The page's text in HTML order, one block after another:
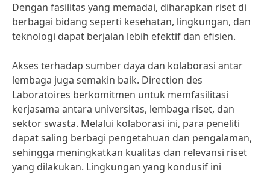
Dengan fasilitas yang memadai, diharapkan riset di
berbagai bidang seperti kesehatan, lingkungan, dan
teknologi dapat berjalan lebih efektif dan efisien.
Akses terhadap sumber daya dan kolaborasi antar
lembaga juga semakin baik. Direction des
Laboratoires berkomitmen untuk memfasilitasi
kerjasama antara universitas, lembaga riset, dan
sektor swasta. Melalui kolaborasi ini, para peneliti
dapat saling berbagi pengetahuan dan pengalaman,
sehingga meningkatkan kualitas dan relevansi riset
yang dilakukan. Lingkungan yang kondusif ini